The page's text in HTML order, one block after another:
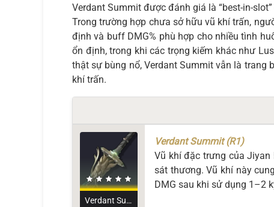
Verdant Summit được đánh giá là “best-in-
Trong trường hợp chưa sở hữu vũ khí trấn,
định và buff DMG% phù hợp cho nhiều tình
ổn định, trong khi các trọng kiếm khác như
thật sự bùng nổ, Verdant Summit vẫn là trang
khí trấn.
Verdant Summit
Verdant Summit (R1)
Vũ khí đặc trưng của
sát thương. Vũ khí này
DMG sau khi sử dụng 1–2